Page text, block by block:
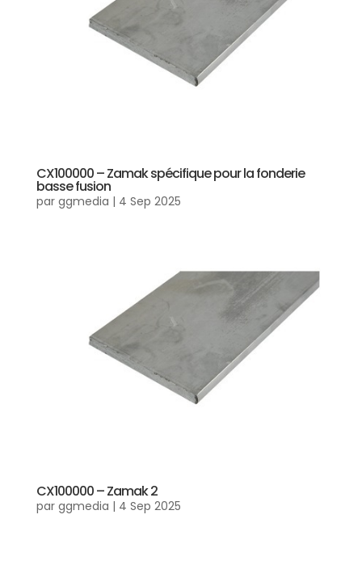
CX100000 – Zamak spécifique pour la fonderie
basse fusion
par ggmedia | 4 Sep 2025
CX100000 – Zamak 2
par ggmedia | 4 Sep 2025